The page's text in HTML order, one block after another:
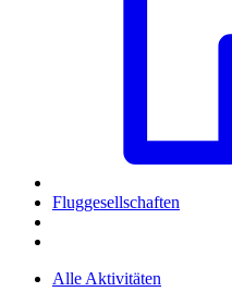
Fluggesellschaften
Alle Aktivitäten